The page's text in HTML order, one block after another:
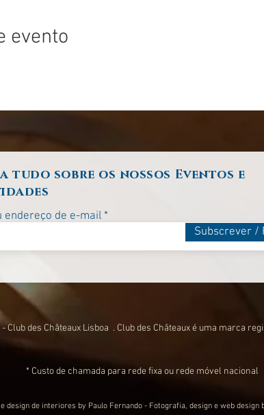
evento
tudo sobre os nossos Eventos e
endereço de e-mail
Subscrever /
Club des Châteaux Lisboa . Club des Châteaux é uma marca
* Custo de chamada para rede fixa ou rede móvel nacional
design de interiores by Paulo Fernando - Fotografia, design e web design